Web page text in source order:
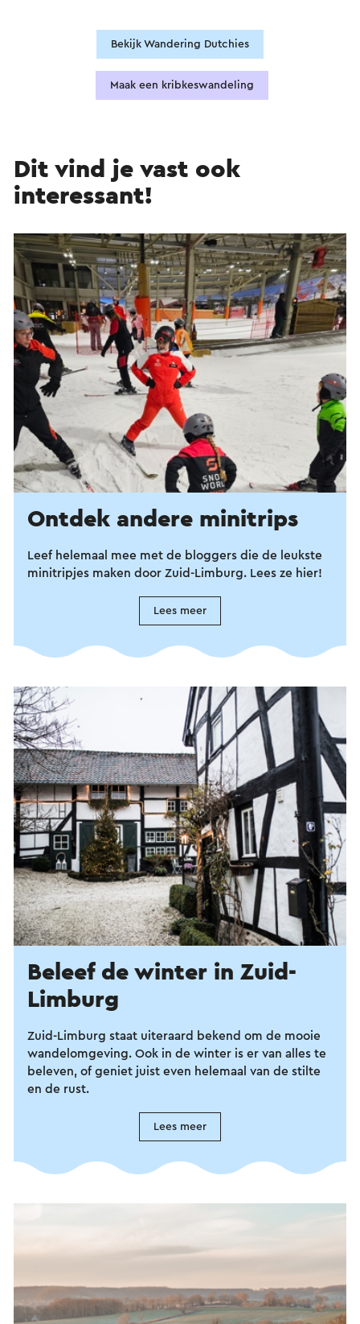
Bekijk Wandering Dutchies
Maak een kribkeswandeling
Dit vind je vast ook
interessant!
Ontdek andere minitrips
Leef helemaal mee met de bloggers die de leukste
minitripjes maken door Zuid-Limburg. Lees ze hier!
Lees meer
Beleef de winter in Zuid-
Limburg
Zuid-Limburg staat uiteraard bekend om de mooie
wandelomgeving. Ook in de winter is er van alles te
beleven, of geniet juist even helemaal van de stilte
en de rust.
Lees meer